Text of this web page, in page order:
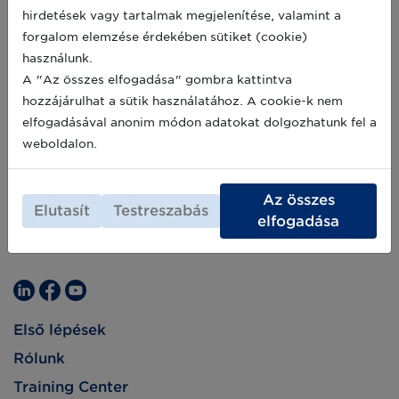
koronavírus-járvány idején is tudott növekedni,
amit a digitalizáció csak még tovább
ösztönözhet – jelentette ki dr. Bognár Lajos, az
Agrárminisztérium élelmiszerlánc-felügyeletért
felelős helyettes államtitkára a 34. Digitális
Jólét Fórumon.
2021-03-27
Első lépések
Rólunk
Training Center
hirdetések vagy tartalmak megjelenítése, valamint a
forgalom elemzése érdekében sütiket (cookie)
használunk.
A "Az összes elfogadása" gombra kattintva
hozzájárulhat a sütik használatához. A cookie-k nem
elfogadásával anonim módon adatokat dolgozhatunk fel a
weboldalon.
Elutasít Testreszabás
Az összes
elfogadása